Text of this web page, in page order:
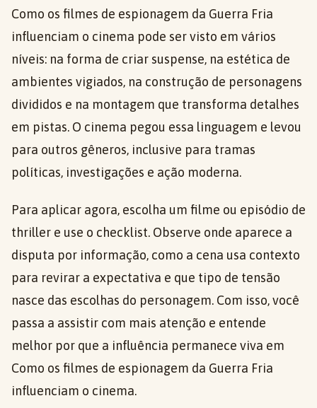
Como os filmes de espionagem da Guerra Fria
influenciam o cinema pode ser visto em vários
níveis: na forma de criar suspense, na estética de
ambientes vigiados, na construção de personagens
divididos e na montagem que transforma detalhes
em pistas. O cinema pegou essa linguagem e levou
para outros gêneros, inclusive para tramas
políticas, investigações e ação moderna.
Para aplicar agora, escolha um filme ou episódio de
thriller e use o checklist. Observe onde aparece a
disputa por informação, como a cena usa contexto
para revirar a expectativa e que tipo de tensão
nasce das escolhas do personagem. Com isso, você
passa a assistir com mais atenção e entende
melhor por que a influência permanece viva em
Como os filmes de espionagem da Guerra Fria
influenciam o cinema.